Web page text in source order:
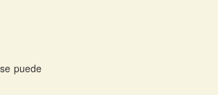
puede